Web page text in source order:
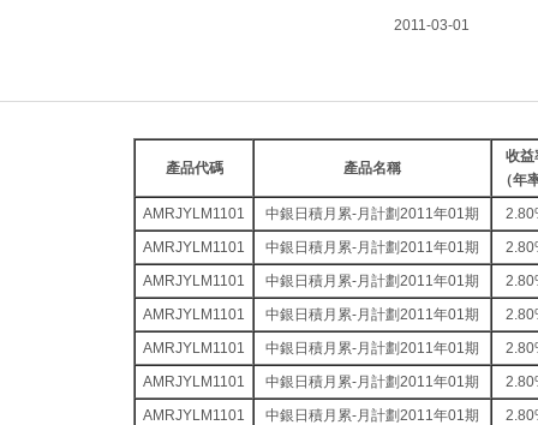
2011-03-01
產品代碼 產品名稱
收益
（年
AMRJYLM1101
中銀日積月累-月計劃2011年01期
AMRJYLM1101
中銀日積月累-月計劃2011年01期
AMRJYLM1101
中銀日積月累-月計劃2011年01期
AMRJYLM1101
中銀日積月累-月計劃2011年01期
AMRJYLM1101
中銀日積月累-月計劃2011年01期
AMRJYLM1101
中銀日積月累-月計劃2011年01期
AMRJYLM1101
中銀日積月累-月計劃2011年01期